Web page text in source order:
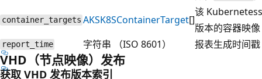
container_targets AKSK8SContainerTarget[]
该 Kubernetess
版本的容器映像
report_time 字符串 （ISO 8601） 报表生成时间戳
VHD（节点映像）发布
获取 VHD 发布版本索引